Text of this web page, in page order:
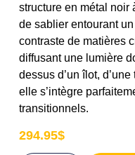
structure en métal noir
de sablier entourant
contraste de matières
diffusant une lumière
dessus d’un îlot,
elle s’intègre
transitionnels.
294.95$